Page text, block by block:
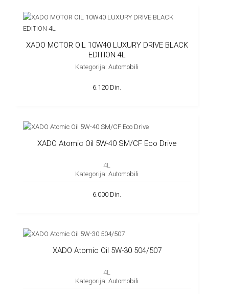
XADO MOTOR OIL 10W40 LUXURY DRIVE BLACK
EDITION 4L
Kategorija: Automobili
6.120 Din.
XADO Atomic Oil 5W-40 SM/CF Eco Drive
4L
Kategorija: Automobili
6.000 Din.
XADO Atomic Oil 5W-30 504/507
4L
Kategorija: Automobili